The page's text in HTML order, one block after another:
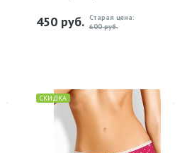
450руб. Старая цена:
600 руб.
СКИДКА